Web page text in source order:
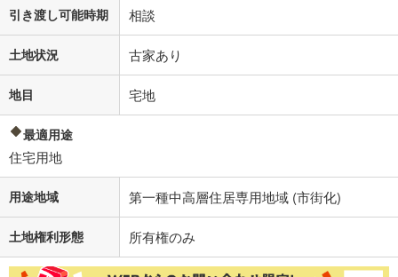
引き渡し可能時期 相談
土地状況 古家あり
地目 宅地
最適用途
住宅用地
用途地域 第一種中高層住居専用地域 (市街化)
土地権利形態 所有権のみ